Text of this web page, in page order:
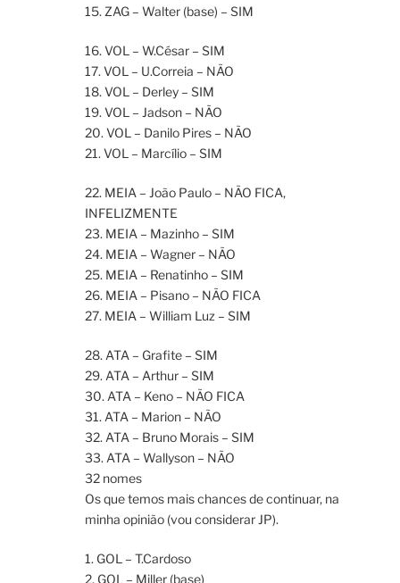
15. ZAG – Walter (base) – SIM
16. VOL – W.César – SIM
17. VOL – U.Correia – NÃO
18. VOL – Derley – SIM
19. VOL – Jadson – NÃO
20. VOL – Danilo Pires – NÃO
21. VOL – Marcílio – SIM
22. MEIA – João Paulo – NÃO FICA,
INFELIZMENTE
23. MEIA – Mazinho – SIM
24. MEIA – Wagner – NÃO
25. MEIA – Renatinho – SIM
26. MEIA – Pisano – NÃO FICA
27. MEIA – William Luz – SIM
28. ATA – Grafite – SIM
29. ATA – Arthur – SIM
30. ATA – Keno – NÃO FICA
31. ATA – Marion – NÃO
32. ATA – Bruno Morais – SIM
33. ATA – Wallyson – NÃO
32 nomes
Os que temos mais chances de continuar, na
minha opinião (vou considerar JP).
1. GOL – T.Cardoso
2. GOL – Miller (base)